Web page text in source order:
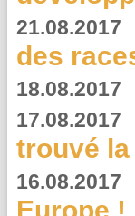
21.08.2017
des
18.08.2017
17.08.2017
trouvé
16.08.2017